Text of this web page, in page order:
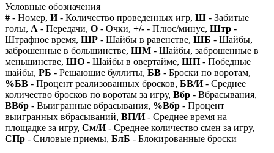
Условные обозначения
# - Номер, И- Количество проведенных игр, Ш - Забитые
голы, А - Передачи, О - Очки, +/- - Плюс/минус, Штр -
Штрафное время, ШР - Шайбы в равенстве, ШБ - Шайбы,
заброшенные в большинстве, ШМ - Шайбы, заброшенные в
меньшинстве, ШО - Шайбы в овертайме, ШП - Победные
шайбы, РБ - Решающие буллиты, БВ - Броски по воротам,
%БВ - Процент реализованных бросков, БВ/И- Среднее
количество бросков по воротам за игру, Вбр - Вбрасывания,
ВВбр - Выигранные вбрасывания, %Вбр - Процент
выигранных вбрасываний, ВП/И- Среднее время на
площадке за игру, См/И- Среднее количество смен за игру,
СПр - Силовые приемы, БлБ - Блокированные броски